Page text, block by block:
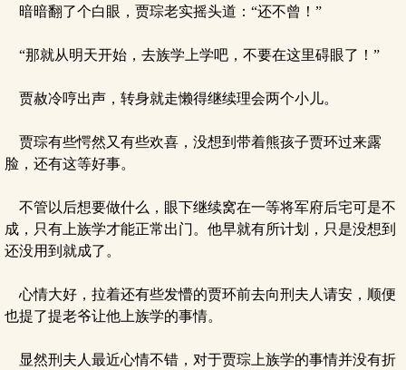
暗暗翻了个白眼，贾琮老实摇头道：“还不曾！”
“那就从明天开始，去族学上学吧，不要在这里碍眼了！”
贾赦冷哼出声，转身就走懒得继续理会两个小儿。
贾琮有些愕然又有些欢喜，没想到带着熊孩子贾环过来露
脸，还有这等好事。
不管以后想要做什么，眼下继续窝在一等将军府后宅可是不
成，只有上族学才能正常出门。他早就有所计划，只是没想到
还没用到就成了。
心情大好，拉着还有些发懵的贾环前去向刑夫人请安，顺便
也提了提老爷让他上族学的事情。
显然刑夫人最近心情不错，对于贾琮上族学的事情并没有折